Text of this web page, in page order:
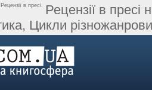
в пресі. Рецензії в
Цикли